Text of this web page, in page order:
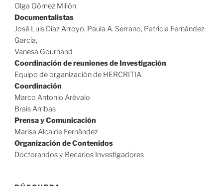
Olga Gómez Millón
Documentalistas
José Luis Díaz Arroyo, Paula A. Serrano, Patricia Fernández
García,
Vanesa Gourhand
Coordinación de reuniones de Investigación
Equipo de organización de HERCRITIA
Coordinación
Marco Antonio Arévalo
Brais Arribas
Prensa y Comunicación
Marisa Alcaide Fernández
Organización de Contenidos
Doctorandos y Becarios Investigadores